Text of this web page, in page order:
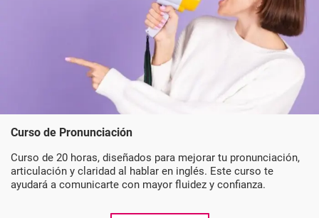
Curso de Pronunciación
Curso de 20 horas, diseñados para mejorar tu pronunciación,
articulación y claridad al hablar en inglés. Este curso te
ayudará a comunicarte con mayor fluidez y confianza.